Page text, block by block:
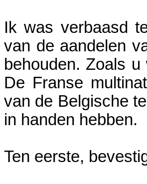
Ik was verbaasd
van de aandelen
behouden. Zoals
De Franse
van de Belgische
in handen hebben.
Ten eerste,